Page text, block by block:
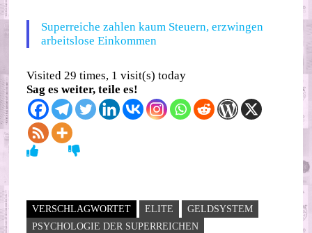
Superreiche zahlen kaum Steuern, erzwingen
arbeitslose Einkommen
Visited 29 times, 1 visit(s) today
Sag es weiter, teile es!
VERSCHLAGWORTET ELITE
GELDSYSTEM
PSYCHOLOGIE DER SUPERREICHEN